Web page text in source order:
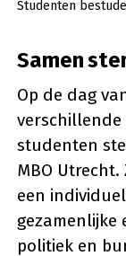
Studenten
Samen
Op de dag
studenten
MBO
een
gezamenlijke
politiek en